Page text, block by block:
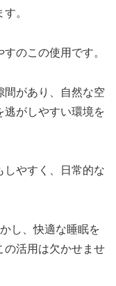
。
のこの使用です。
間があり、自然な空
逃がしやすい環境を
しやすく、日常的な
し、快適な睡眠を
の活用は欠かせませ